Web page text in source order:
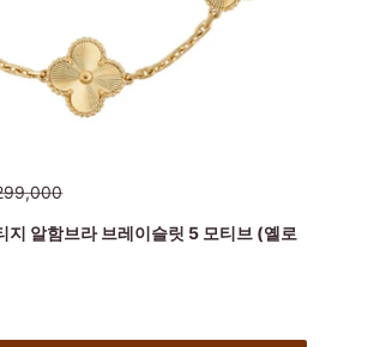
지 알함브라 브레이슬릿 5 모티브 (옐로